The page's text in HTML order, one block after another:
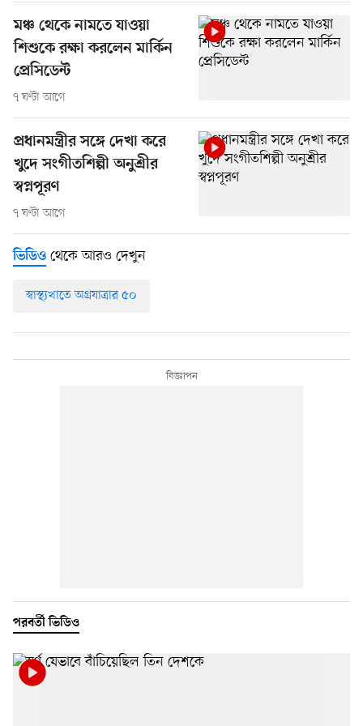
মঞ্চ থেকে নামতে যাওয়া
শিশুকে রক্ষা করলেন মার্কিন
প্রেসিডেন্ট
৭ ঘণ্টা আগে
প্রধানমন্ত্রীর সঙ্গে দেখা করে
খুদে সংগীতশিল্পী অনুশ্রীর
স্বপ্নপূরণ
৭ ঘণ্টা আগে
ভিডিও থেকে আরও দেখুন
স্বাস্থ্যখাতে অগ্রযাত্রার ৫০
পরবর্তী ভিডিও